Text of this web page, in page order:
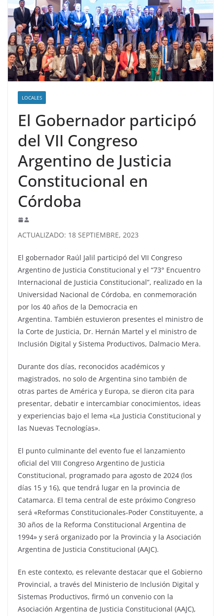
LOCALES
El Gobernador participó
del VII Congreso
Argentino de Justicia
Constitucional en
Córdoba
ACTUALIZADO: 18 SEPTIEMBRE, 2023
El gobernador Raúl Jalil participó del VII Congreso
Argentino de Justicia Constitucional y el “73° Encuentro
Internacional de Justicia Constitucional”, realizado en la
Universidad Nacional de Córdoba, en conmemoración
por los 40 años de la Democracia en
Argentina. También estuvieron presentes el ministro de
la Corte de Justicia, Dr. Hernán Martel y el ministro de
Inclusión Digital y Sistema Productivos, Dalmacio Mera.
Durante dos días, reconocidos académicos y
magistrados, no solo de Argentina sino también de
otras partes de América y Europa, se dieron cita para
presentar, debatir e intercambiar conocimientos, ideas
y experiencias bajo el lema «La Justicia Constitucional y
las Nuevas Tecnologías».
El punto culminante del evento fue el lanzamiento
oficial del VIII Congreso Argentino de Justicia
Constitucional, programado para agosto de 2024 (los
días 15 y 16), que tendrá lugar en la provincia de
Catamarca. El tema central de este próximo Congreso
será «Reformas Constitucionales-Poder Constituyente, a
30 años de la Reforma Constitucional Argentina de
1994» y será organizado por la Provincia y la Asociación
Argentina de Justicia Constitucional (AAJC).
En este contexto, es relevante destacar que el Gobierno
Provincial, a través del Ministerio de Inclusión Digital y
Sistemas Productivos, firmó un convenio con la
Asociación Argentina de Justicia Constitucional (AAJC),